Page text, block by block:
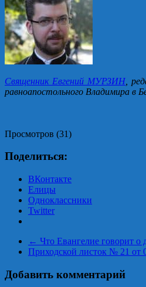
Священник Евгений МУРЗИН ,
равноапостольного Владимира в
Просмотров (31)
Поделиться:
ВКонтакте
Елицы
Одноклассники
Twitter
← Что Евангелие говорит о
Приходской листок № 21 от
Добавить комментарий